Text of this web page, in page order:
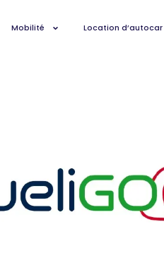
Mobilité Location d’autocar